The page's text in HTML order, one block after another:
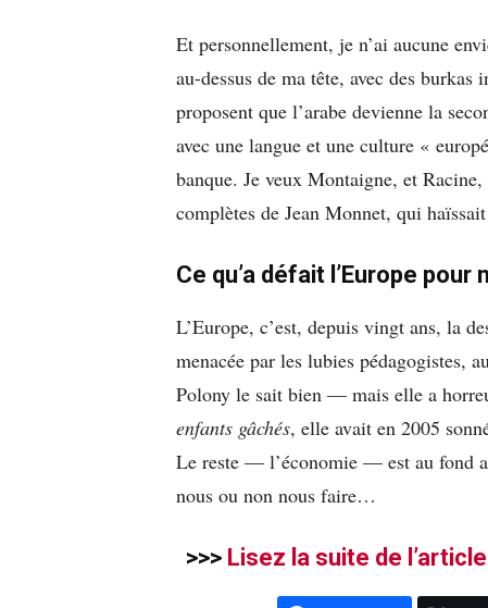
Et personnellement, je n’ai aucune
au-dessus de ma tête, avec des
proposent que l’arabe devienne la
avec une langue et une culture «
banque. Je veux Montaigne, et
complètes de Jean Monnet, qui
Ce qu’a défait l’Europe pour
L’Europe, c’est, depuis vingt ans, la
menacée par les lubies pédagogistes,
Polony le sait bien — mais elle a
enfants gâchés, elle avait en 2005
Le reste — l’économie — est au fond
nous ou non nous faire…
>>> Lisez la suite de